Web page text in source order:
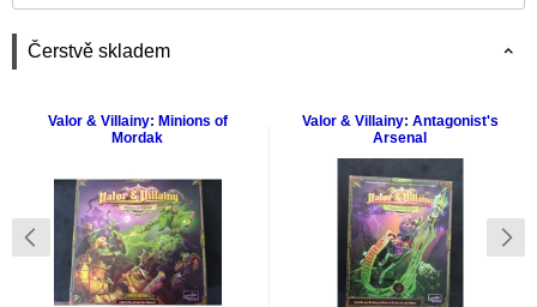
Čerstvě skladem
Valor & Villainy: Minions of
Mordak
Valor & Villainy: Antagonist's
Arsenal